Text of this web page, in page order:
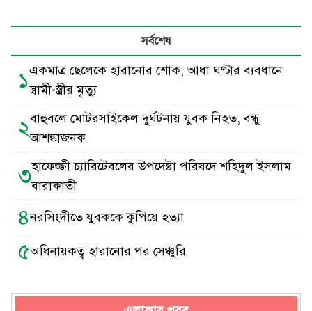
সর্বশেষ
১একমাত্র ছেলেকে হারানোর শোক, আধা ঘণ্টার ব্যবধানে
স্বামী-স্ত্রীর মৃত্যু
২বাহুবলে মোটরসাইকেল দুর্ঘটনায় যুবক নিহত, বন্ধু
আশঙ্কাজনক
৩হাফেজ্জী চ্যারিটেবলের উপদেষ্টা পরিষদে শহিদুল ইসলাম
বারাকাতী
৪নরসিংদীতে যুবককে কুপিয়ে হত্যা
৫অধিনায়কত্ব হারানোর পর সেঞ্চুরি